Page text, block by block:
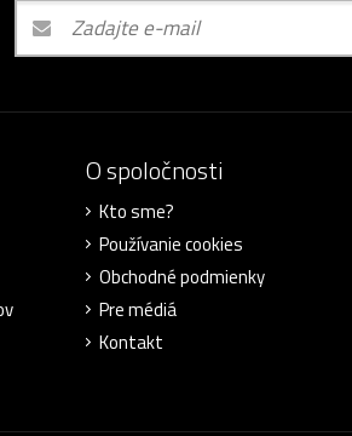
O spoločnosti
Kto sme?
Používanie cookies
Obchodné podmienky
Pre médiá
Kontakt